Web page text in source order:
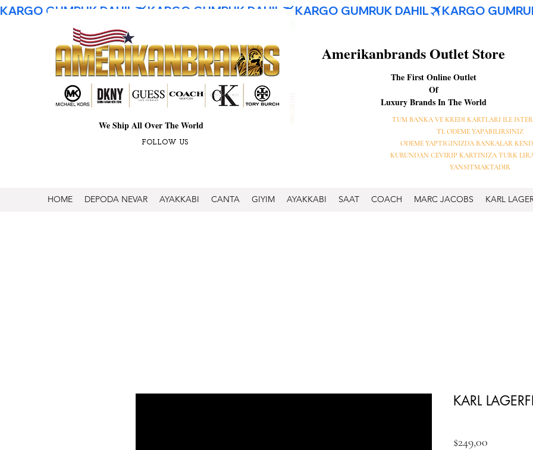
KARGO GUMRUK DAHIL
We Ship All Over The World
Amerikanbrands Outlet Store
The First Online Outlet
Of
Luxury Brands In The World
FOLLOW US
TUM BANKA VE KREDI KARTLARI ILE
TL ODEME YAPABILIRSINIZ
ODEME YAPTIGINIZDA BANKALAR
KURUNDAN CEVIRIP KARTINIZA TURK
YANSITMAKTADIR
HOME DEPODA NEVAR AYAKKABI CANTA GIYIM AYAKKABI SAAT COACH MARC JACOBS KARL
KARL
$249,00